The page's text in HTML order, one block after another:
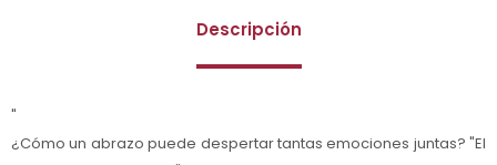
Descripción
"
¿Cómo un abrazo puede despertar tantas emociones juntas? "El